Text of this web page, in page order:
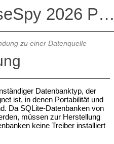
Altova DatabaseSpy 2026
zu einer Datenquelle
Datenbanktyp, der
ist, in denen Portabilität und
Da SQLite-Datenbanken von
müssen zur Herstellung
keine Treiber installiert